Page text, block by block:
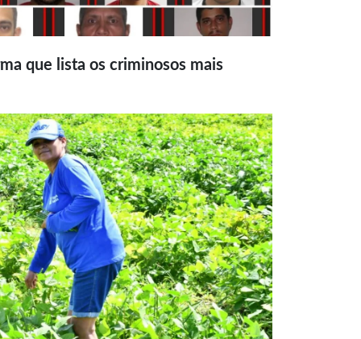
que lista os criminosos mais